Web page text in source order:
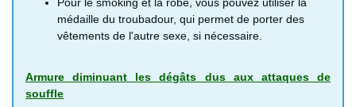
désâmenteur
catoptrique
souffles)
500 PO
Smoking
homme
Renvoie les
souffles)
Alchiminach
médaille du troubadour, qui permet de porter des
vêtements de l'autre sexe, si nécessaire.
Armure diminuant les dégâts dus aux attaques de
souffle